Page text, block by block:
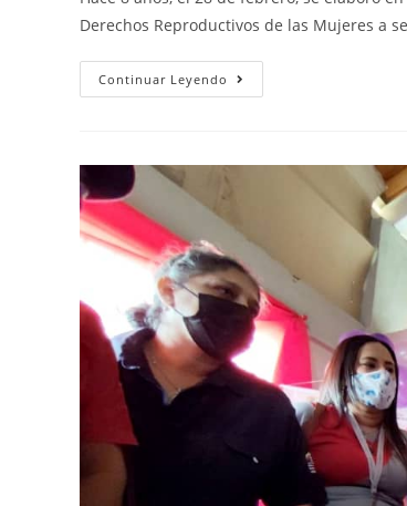
Derechos Reproductivos de las Mujeres a
Continuar Leyendo